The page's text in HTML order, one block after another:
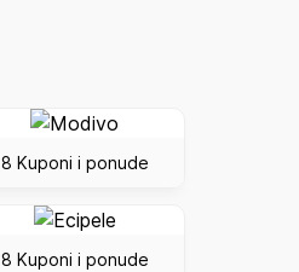
8 Kuponi i ponude
8 Kuponi i ponude